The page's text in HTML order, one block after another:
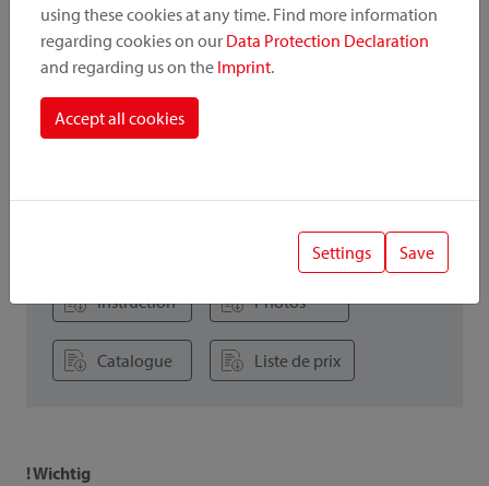
Instruction Photos
Catalogue Liste de prix
! Wichtig
souviens-toi recommander
Tous les détails
using these cookies at any time. Find more information
regarding cookies on our Data Protection Declaration
and regarding us on the Imprint.
Accept all cookies
Settings Save